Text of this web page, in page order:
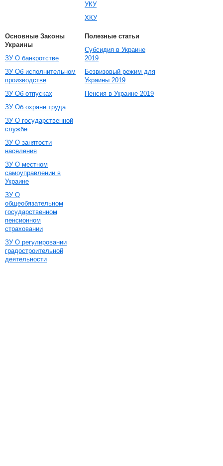
УКУ
ХКУ
Основные Законы
Украины
ЗУ О банкротстве
ЗУ Об исполнительном
производстве
ЗУ Об отпусках
ЗУ Об охране труда
ЗУ О государственной
службе
ЗУ О занятости
населения
ЗУ О местном
самоуправлении в
Украине
ЗУ О
общеобязательном
государственном
пенсионном
страховании
ЗУ О регулировании
градостроительной
деятельности
Полезные статьи
Субсидия в Украине
2019
Безвизовый режим для
Украины 2019
Пенсия в Украине 2019